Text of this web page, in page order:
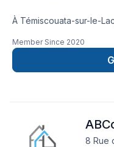
À Témiscouata-sur-le-
unique dans le domaine
Plomberie. Grâce à
nous proposons des
sur vos besoins et vos
Member Since 2020
8 Rue